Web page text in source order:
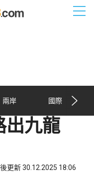
兩岸 國際
出九龍
更新 30.12.2025 18:06